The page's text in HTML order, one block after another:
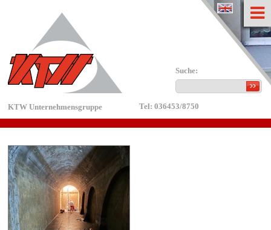
english
KTW Unternehmensgruppe Tel: 036453/8750
Suche: